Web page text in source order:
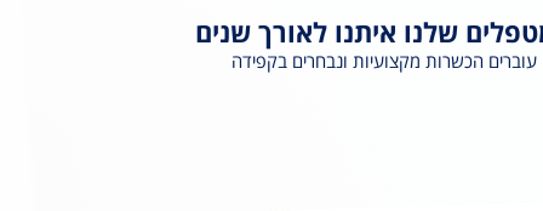
שלנו איתנו לאורך שנים
עוברים הכשרות מקצועיות ונבחרים בקפידה